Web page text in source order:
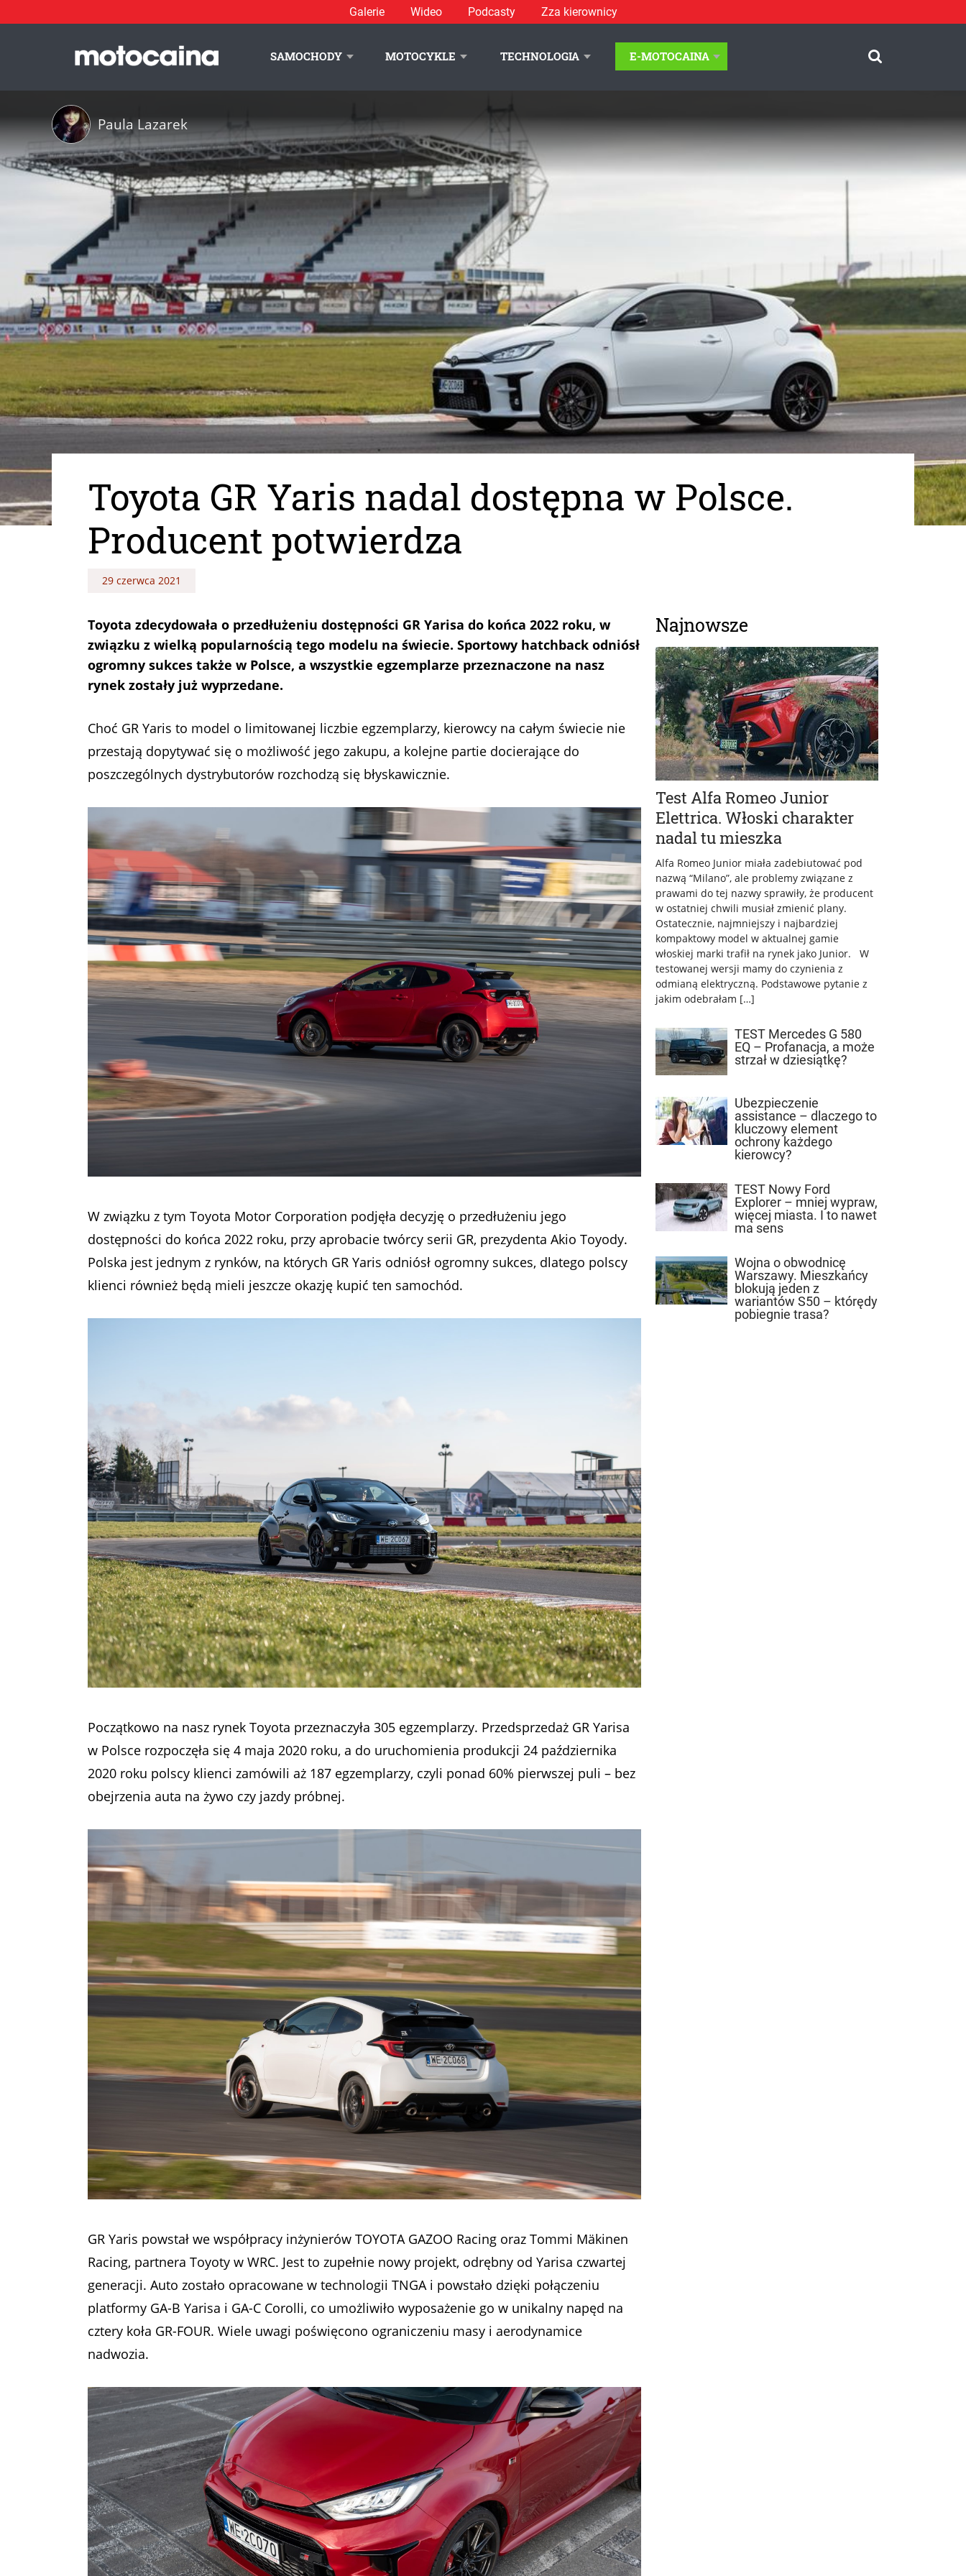
Galerie Wideo Podcasty Zza kierownicy
SAMOCHODY MOTOCYKLE TECHNOLOGIA E-MOTOCAINA
Paula Lazarek
Toyota GR Yaris nadal dostępna w Polsce.
Producent potwierdza
29 czerwca 2021
Toyota zdecydowała o przedłużeniu dostępności GR Yarisa do końca 2022 roku, w
związku z wielką popularnością tego modelu na świecie. Sportowy hatchback odniósł
ogromny sukces także w Polsce, a wszystkie egzemplarze przeznaczone na nasz
rynek zostały już wyprzedane.
Choć GR Yaris to model o limitowanej liczbie egzemplarzy, kierowcy na całym świecie nie
przestają dopytywać się o możliwość jego zakupu, a kolejne partie docierające do
poszczególnych dystrybutorów rozchodzą się błyskawicznie.
W związku z tym Toyota Motor Corporation podjęła decyzję o przedłużeniu jego
dostępności do końca 2022 roku, przy aprobacie twórcy serii GR, prezydenta Akio Toyody.
Polska jest jednym z rynków, na których GR Yaris odniósł ogromny sukces, dlatego polscy
klienci również będą mieli jeszcze okazję kupić ten samochód.
Początkowo na nasz rynek Toyota przeznaczyła 305 egzemplarzy. Przedsprzedaż GR Yarisa
w Polsce rozpoczęła się 4 maja 2020 roku, a do uruchomienia produkcji 24 października
2020 roku polscy klienci zamówili aż 187 egzemplarzy, czyli ponad 60% pierwszej puli – bez
obejrzenia auta na żywo czy jazdy próbnej.
GR Yaris powstał we współpracy inżynierów TOYOTA GAZOO Racing oraz Tommi Mäkinen
Racing, partnera Toyoty w WRC. Jest to zupełnie nowy projekt, odrębny od Yarisa czwartej
generacji. Auto zostało opracowane w technologii TNGA i powstało dzięki połączeniu
platformy GA-B Yarisa i GA-C Corolli, co umożliwiło wyposażenie go w unikalny napęd na
cztery koła GR-FOUR. Wiele uwagi poświęcono ograniczeniu masy i aerodynamice
nadwozia.
Najnowsze
Test Alfa Romeo Junior
Elettrica. Włoski charakter
nadal tu mieszka
Alfa Romeo Junior miała zadebiutować pod
nazwą “Milano”, ale problemy związane z
prawami do tej nazwy sprawiły, że producent
w ostatniej chwili musiał zmienić plany.
Ostatecznie, najmniejszy i najbardziej
kompaktowy model w aktualnej gamie
włoskiej marki trafił na rynek jako Junior. W
testowanej wersji mamy do czynienia z
odmianą elektryczną. Podstawowe pytanie z
jakim odebrałam […]
TEST Mercedes G 580
EQ – Profanacja, a może
strzał w dziesiątkę?
Ubezpieczenie
assistance – dlaczego to
kluczowy element
ochrony każdego
kierowcy?
TEST Nowy Ford
Explorer – mniej wypraw,
więcej miasta. I to nawet
ma sens
Wojna o obwodnicę
Warszawy. Mieszkańcy
blokują jeden z
wariantów S50 – którędy
pobiegnie trasa?